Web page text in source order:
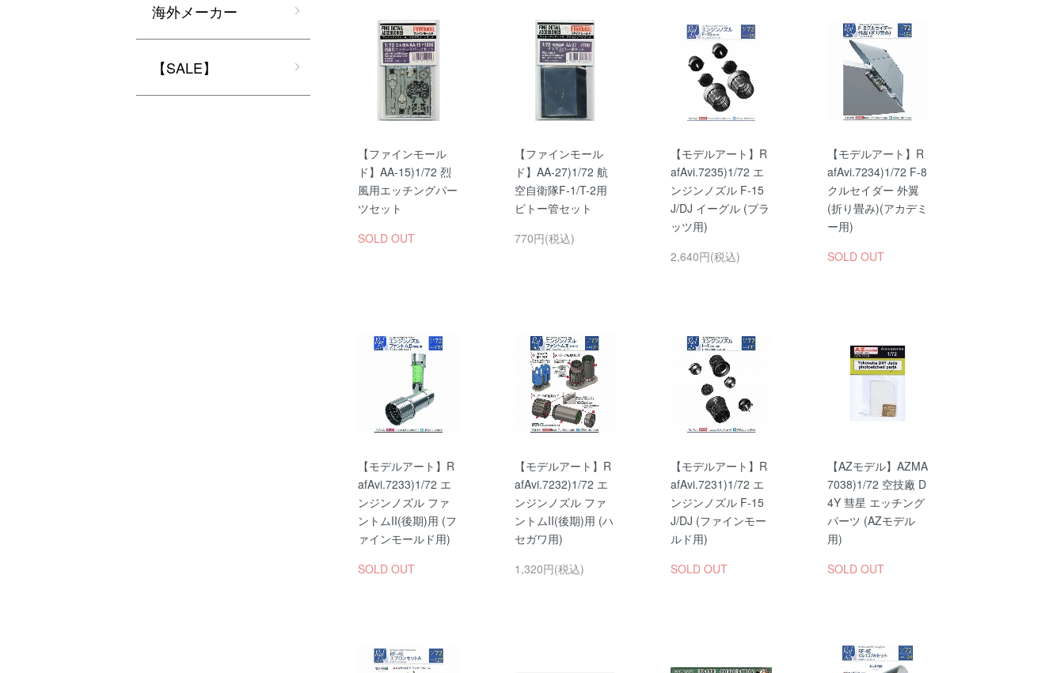
【ファインモール
ド】AA-15)1/72 烈
風用エッチングパー
ツセット
SOLD OUT
【ファインモール
ド】AA-27)1/72 航
空自衛隊F-1/T-2用
ピトー管セット
770円(税込)
【モデルアート】R
afAvi.7235)1/72 エ
ンジンノズル F-15
J/DJ イーグル (プラ
ッツ用)
2,640円(税込)
【モデルアート】R
afAvi.7234)1/72 F-8
クルセイダー 外翼
(折り畳み)(アカデミ
ー用)
SOLD OUT
【モデルアート】R
afAvi.7233)1/72 エ
ンジンノズル ファ
ントムII(後期)用 (フ
ァインモールド用)
SOLD OUT
【モデルアート】R
afAvi.7232)1/72 エ
ンジンノズル ファ
ントムII(後期)用 (ハ
セガワ用)
1,320円(税込)
【モデルアート】R
afAvi.7231)1/72 エ
ンジンノズル F-15
J/DJ (ファインモー
ルド用)
SOLD OUT
【AZモデル】AZMA
7038)1/72 空技廠 D
4Y 彗星 エッチング
パーツ (AZモデル
用)
SOLD OUT
海外メーカー
【SALE】